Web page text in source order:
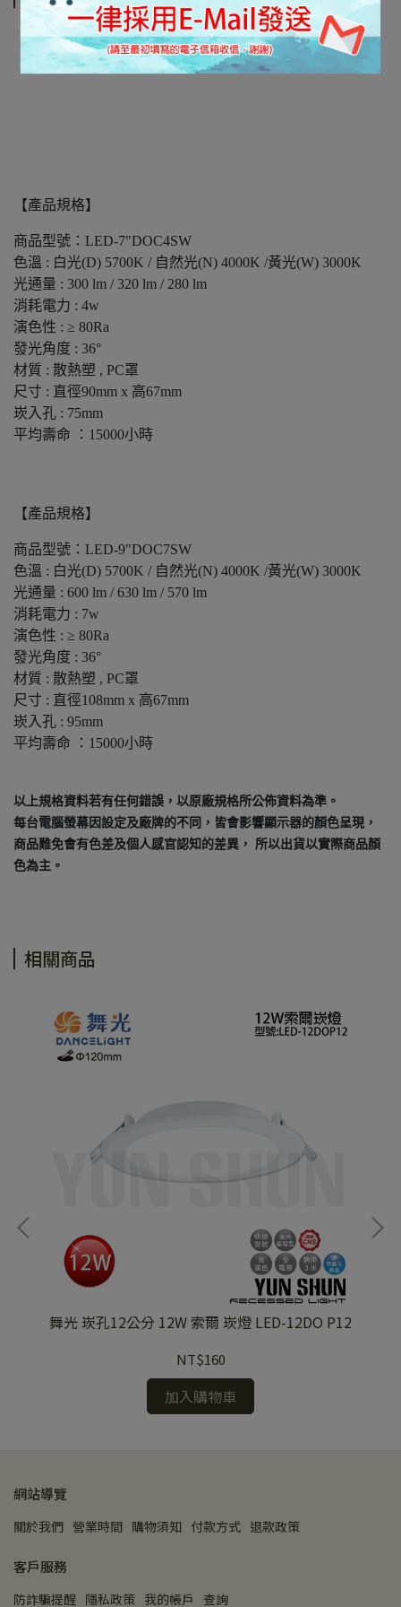
【產品規格】
商品型號：LED-7"DOC4SW
色溫 : 白光(D) 5700K / 自然光(N) 4000K /黃光(W) 3000K
光通量 : 300 lm / 320 lm / 280 lm
消耗電力 : 4w
演色性 : ≥ 80Ra
發光角度 : 36°
材質 : 散熱塑 , PC罩
尺寸 : 直徑90mm x 高67mm
崁入孔 : 75mm
平均壽命 ：15000小時
【產品規格】
商品型號：LED-9"DOC7SW
色溫 : 白光(D) 5700K / 自然光(N) 4000K /黃光(W) 3000K
光通量 : 600 lm / 630 lm / 570 lm
消耗電力 : 7w
演色性 : ≥ 80Ra
發光角度 : 36°
材質 : 散熱塑 , PC罩
尺寸 : 直徑108mm x 高67mm
崁入孔 : 95mm
平均壽命 ：15000小時
以上規格資料若有任何錯誤，以原廠規格所公佈資料為準。
每台電腦螢幕因設定及廠牌的不同，皆會影響顯示器的顏色呈現，
商品難免會有色差及個人感官認知的差異， 所以出貨以實際商品顏
色為主。
相關商品
舞光 崁孔12公分 12W 索爾 崁燈 LED-12DO P12
NT$160
加入購物車
網站導覽
關於我們 營業時間 購物須知 付款方式 退款政策
客戶服務
防詐騙提醒 隱私政策 我的帳戶 查詢